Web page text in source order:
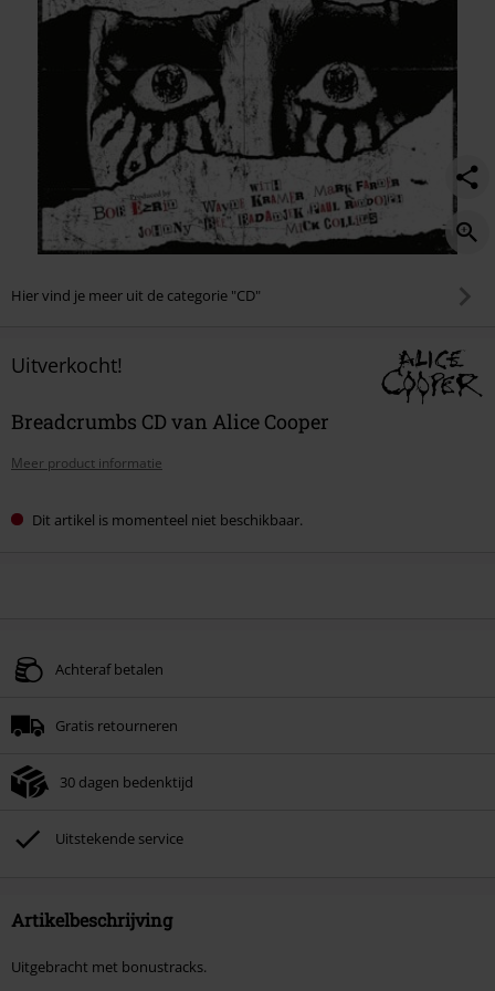
Hier vind je meer uit de categorie "CD"
Uitverkocht!
Breadcrumbs CD van Alice Cooper
Meer product informatie
Dit artikel is momenteel niet beschikbaar.
Achteraf betalen
Gratis retourneren
30 dagen bedenktijd
Uitstekende service
Artikelbeschrijving
Uitgebracht met bonustracks.